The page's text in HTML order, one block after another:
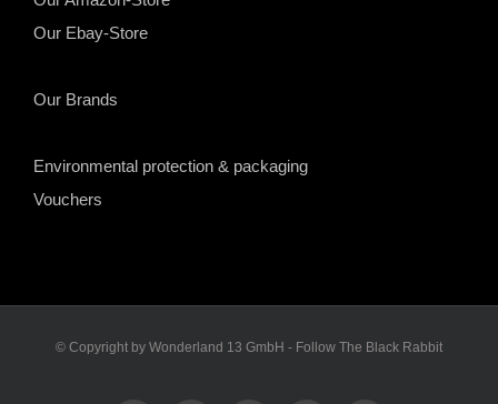
Our Ebay-Store
Our Brands
Environmental protection & packaging
Vouchers
© Copyright by Wonderland 13 GmbH - Follow The Black Rabbit